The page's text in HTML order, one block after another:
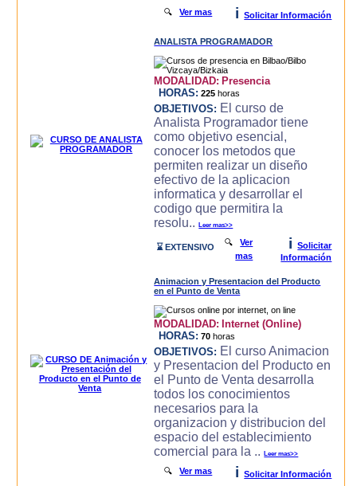
🔍Ver mas i Solicitar Información
ANALISTA PROGRAMADOR
MODALIDAD: Presencia
HORAS: 225 horas
OBJETIVOS: El curso de
Analista Programador tiene
como objetivo esencial,
conocer los metodos que
permiten realizar un diseño
efectivo de la aplicacion
informatica y desarrollar el
codigo que permitira la
resolu..Leer mas>>
⌛ EXTENSIVO 🔍Ver
mas
i
Solicitar
Información
Animacion y Presentacion del Producto
en el Punto de Venta
MODALIDAD: Internet (Online)
HORAS: 70 horas
OBJETIVOS: El curso Animacion
y Presentacion del Producto en
el Punto de Venta desarrolla
todos los conocimientos
necesarios para la
organizacion y distribucion del
espacio del establecimiento
comercial para la ..Leer mas>>
🔍Ver mas i Solicitar Información